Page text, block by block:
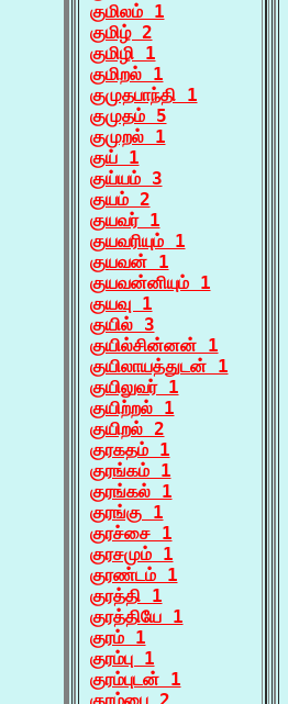
குமிலம் 1
குமிழ் 2
குமிழி 1
குமிறல் 1
குமுதபாந்தி 1
குமுதம் 5
குமுறல் 1
குய் 1
குய்யம் 3
குயம் 2
குயவர் 1
குயவரியும் 1
குயவன் 1
குயவன்னியும் 1
குயவு 1
குயில் 3
குயில்சின்னன் 1
குயிலாயத்துடன் 1
குயிலுவர் 1
குயிற்றல் 1
குயிறல் 2
குரகதம் 1
குரங்கம் 1
குரங்கல் 1
குரங்கு 1
குரச்சை 1
குரசமும் 1
குரண்டம் 1
குரத்தி 1
குரத்தியே 1
குரம் 1
குரம்பு 1
குரம்புடன் 1